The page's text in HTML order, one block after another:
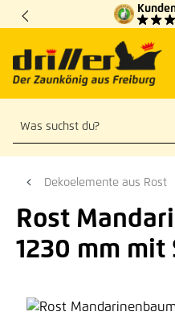
Zum Hauptinhalt springen
Dekoelemente aus Rost
Rost
1230 mm
Bildergalerie überspringen